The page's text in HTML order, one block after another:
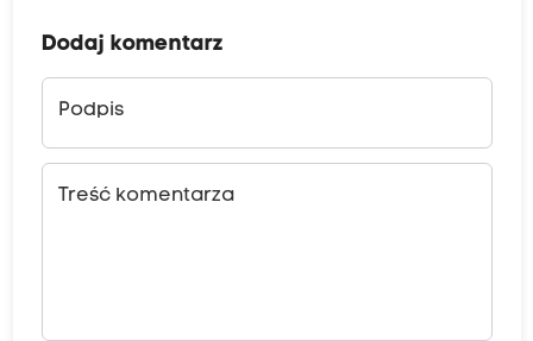
Dodaj komentarz
Podpis
Treść komentarza